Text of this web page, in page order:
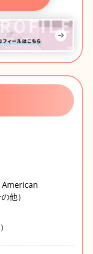
American
他）